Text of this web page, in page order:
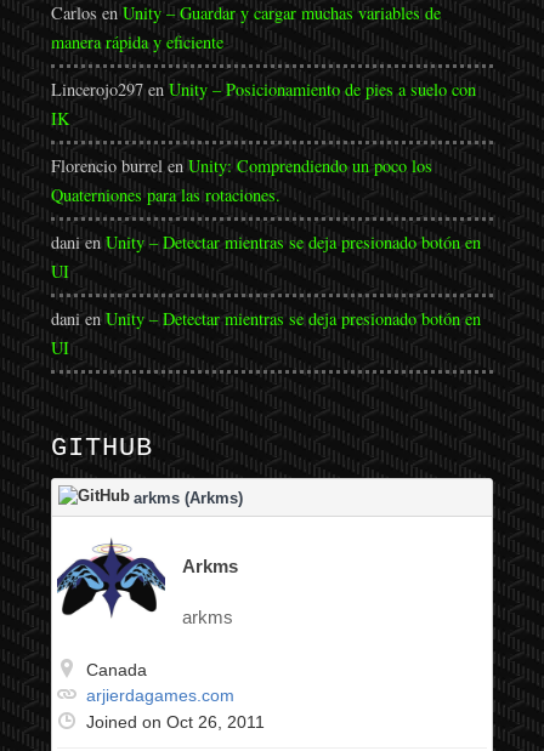
CarlosenUnity – Guardar y cargar muchas variables de
manera rápida y eficiente
Lincerojo297en Unity – Posicionamiento de pies a suelo con
IK
Florencio burrelenUnity: Comprendiendo un poco los
Quaterniones para las rotaciones.
danienUnity – Detectar mientras se deja presionado botón en
UI
danienUnity – Detectar mientras se deja presionado botón en
UI
GITHUB
arkms (Arkms)
Arkms
arkms
Canada
arjierdagames.com
Joined on Oct 26, 2011